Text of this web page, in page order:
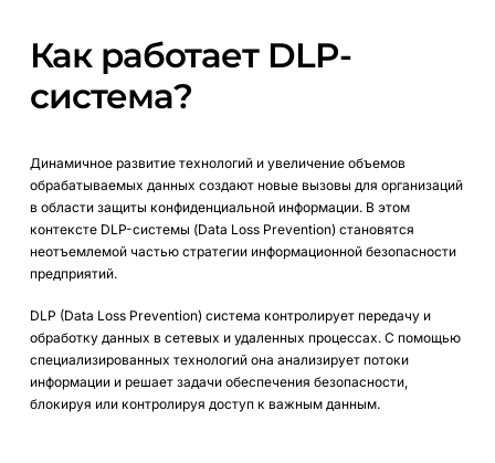
Как работает DLP-
система?
Динамичное развитие технологий и увеличение объемов
обрабатываемых данных создают новые вызовы для организаций
в области защиты конфиденциальной информации. В этом
контексте DLP-системы (Data Loss Prevention) становятся
неотъемлемой частью стратегии информационной безопасности
предприятий.
DLP (Data Loss Prevention) система контролирует передачу и
обработку данных в сетевых и удаленных процессах. С помощью
специализированных технологий она анализирует потоки
информации и решает задачи обеспечения безопасности,
блокируя или контролируя доступ к важным данным.